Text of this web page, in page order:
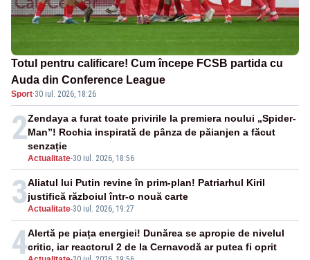
Totul pentru calificare! Cum începe FCSB partida cu
Auda din Conference League
Sport·30 iul. 2026, 18:26
2
Actualitate-30 iul. 2026, 18:56
Zendaya a furat toate privirile la premiera noului „Spider-
Man”! Rochia inspirată de pânza de păianjen a făcut
senzație
3Actualitate-30 iul. 2026, 19:27
Aliatul lui Putin revine în prim-plan! Patriarhul Kiril
justifică războiul într-o nouă carte
4Alertă pe piața energiei! Dunărea se apropie de nivelul
critic, iar reactorul 2 de la Cernavodă ar putea fi oprit